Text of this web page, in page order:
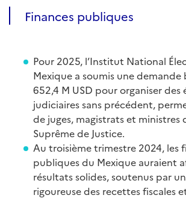
Finances publiques
Pour 2025, l’Institut National
Mexique a soumis une
652,4 M USD pour organiser des
judiciaires sans précédent,
de juges, magistrats et ministres
Suprême de Justice.
Au troisième trimestre 2024, les
publiques du Mexique auraient
résultats solides, soutenus par
rigoureuse des recettes fiscales